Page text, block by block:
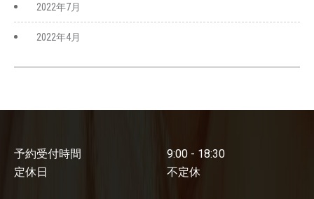
2022年7月
2022年4月
予約受付時間
9:00 - 18:30
定休日
不定休